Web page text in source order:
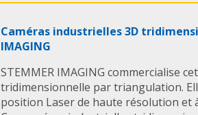
Caméras industrielles 3D
IMAGING
STEMMER IMAGING commercialise
tridimensionnelle par triangulation.
position Laser de haute résolution et